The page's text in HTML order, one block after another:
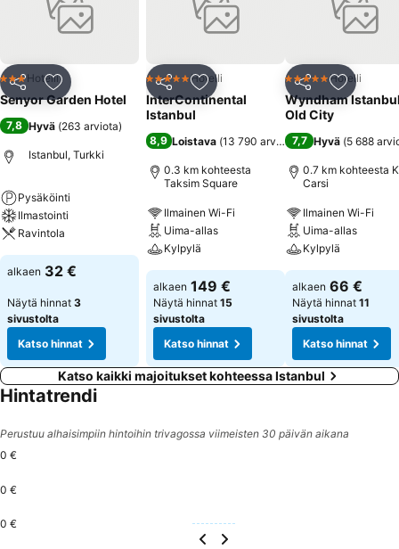
Jaa Lisää suosikkeihin
3 Tähtiluokitus
Hotelli
Senyor Garden Hotel
7,8 Hyvä (263 arviota)
Istanbul, Turkki
Pysäköinti
Ilmastointi
Ravintola
alkaen 32 €
Näytä hinnat 3
sivustolta
Katso hinnat
Jaa Lisää suosikkeihin
5 Tähtiluokitus
Hotelli
InterContinental
Istanbul
8,9 Loistava (13 790 arviota)
0.3 km kohteesta
Taksim Square
Ilmainen Wi-Fi
Uima-allas
Kylpylä
alkaen 149 €
Näytä hinnat 15
sivustolta
Katso hinnat
Jaa Lisää
5 Tähtiluokitus
Hotelli
Wyndham
Old City
7,7 Hyvä (5 688
0.7 km kohteesta
Carsi
Ilmainen Wi-Fi
Uima-allas
Kylpylä
alkaen 66 €
Näytä hinnat 11
sivustolta
Katso hinnat
Katso kaikki majoitukset kohteessa Istanbul
Hintatrendi
Perustuu alhaisimpiin hintoihin trivagossa viimeisten 30 päivän aikana
0 €
0 €
0 €